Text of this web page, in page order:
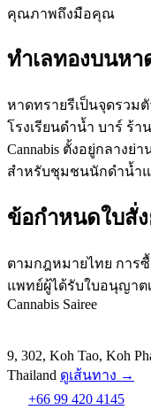
คุณภาพถึงมือคุณ
ทำเลทองบนหา
หาดทรายรีเป็นจุดรวม
โรงเรียนดำน้ำ บาร์ ร้า
Cannabis ตั้งอยู่กลางย่
สำหรับชุมชนนักดำน้ำแ
ข้อกำหนดใบสั่ง
ตามกฎหมายไทย การ
แพทย์ผู้ได้รับใบอนุญาต
Cannabis Sairee
9, 302, Koh Tao, Koh
Thailand ดูเส้นทาง →
+66 99 420 4145